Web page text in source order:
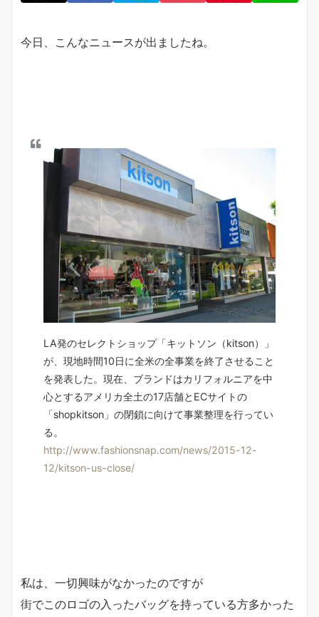
今日、こんなニュースが出ましたね。
LA発のセレクトショップ「キットソン（kitson）」
が、現地時間10日に全米の全事業を終了させること
を発表した。現在、ブランドはカリフォルニアを中
心とするアメリカ全土の17店舗とECサイトの
「shopkitson」の閉鎖に向けて事業整理を行ってい
る。
http://www.fashionsnap.com/news/2015-12-
12/kitson-us-close/
私は、一切興味がなかったのですが
街でこのロゴの入ったバッグを持っている方多かった